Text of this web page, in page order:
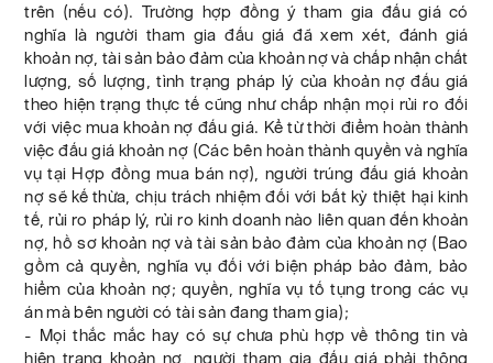
trên (nếu có). Trường hợp đồng ý tham gia đấu giá có
nghĩa là người tham gia đấu giá đã xem xét, đánh giá
khoản nợ, tài sản bảo đảm của khoản nợ và chấp nhận chất
lượng, số lượng, tình trạng pháp lý của khoản nợ đấu giá
theo hiện trạng thực tế cũng như chấp nhận mọi rủi ro đối
với việc mua khoản nợ đấu giá. Kể từ thời điểm hoàn thành
việc đấu giá khoản nợ (Các bên hoàn thành quyền và nghĩa
vụ tại Hợp đồng mua bán nợ), người trúng đấu giá khoản
nợ sẽ kế thừa, chịu trách nhiệm đối với bất kỳ thiệt hại kinh
tế, rủi ro pháp lý, rủi ro kinh doanh nào liên quan đến khoản
nợ, hồ sơ khoản nợ và tài sản bảo đảm của khoản nợ (Bao
gồm cả quyền, nghĩa vụ đối với biện pháp bảo đảm, bảo
hiểm của khoản nợ; quyền, nghĩa vụ tố tụng trong các vụ
án mà bên người có tài sản đang tham gia);
- Mọi thắc mắc hay có sự chưa phù hợp về thông tin và
hiện trạng khoản nợ, người tham gia đấu giá phải thông